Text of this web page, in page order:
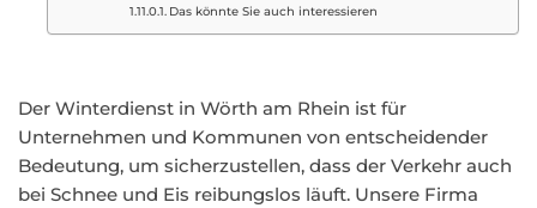
Das könnte Sie auch interessieren
Der Winterdienst in Wörth am Rhein ist für
Unternehmen und Kommunen von entscheidender
Bedeutung, um sicherzustellen, dass der Verkehr auch
bei Schnee und Eis reibungslos läuft. Unsere Firma